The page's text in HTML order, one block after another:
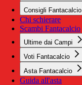
Consigli Fantacalcio
Chi schierare
Scambi Fantacalcio
Ultime dai Campi
Voti Fantacalcio
Asta Fantacalcio
Guida all'asta